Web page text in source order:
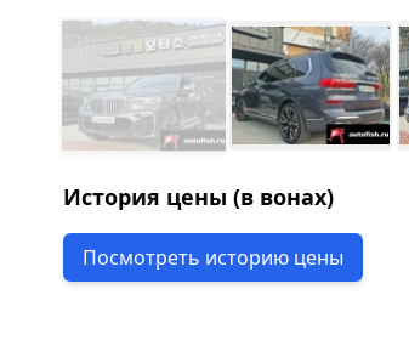
История цены (в вонах)
Посмотреть историю цены